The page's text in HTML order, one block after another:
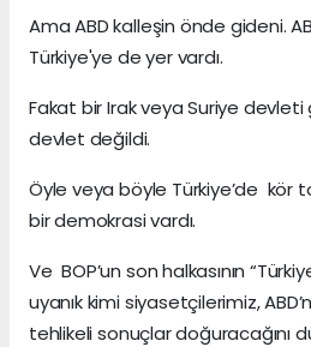
Ama ABD kalleşin önde gideni.
Türkiye'ye de yer vardı.
Fakat bir Irak veya Suriye
devlet değildi.
Öyle veya böyle Türkiye’de kör
bir demokrasi vardı.
Ve BOP’un son halkasının
uyanık kimi siyasetçilerimiz,
tehlikeli sonuçlar doğuracağını